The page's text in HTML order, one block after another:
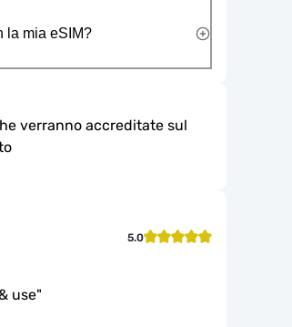
la mia eSIM?
verranno accreditate sul
5.0
use"